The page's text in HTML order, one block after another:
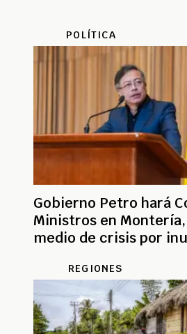
POLÍTICA
Gobierno Petro hará
Ministros en
medio de crisis por
REGIONES